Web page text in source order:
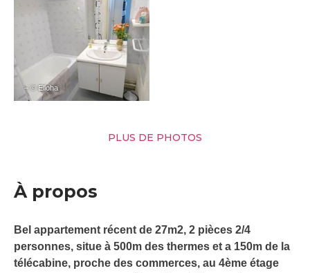
– © Elloha
PLUS DE PHOTOS
À propos
Bel appartement récent de 27m2, 2 pièces 2/4
personnes, situe à 500m des thermes et a 150m de la
télécabine, proche des commerces, au 4ème étage